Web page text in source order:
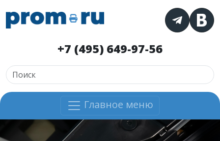
+7 (495) 649-97-56
Главное меню